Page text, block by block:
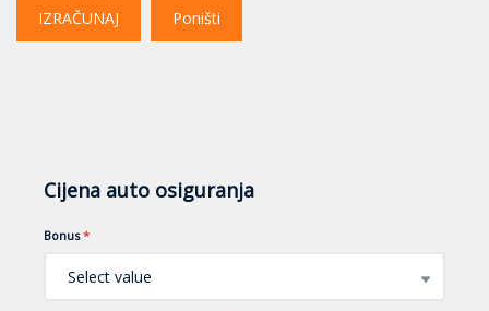
IZRAČUNAJ Poništi
Cijena auto osiguranja
Bonus *
Select value